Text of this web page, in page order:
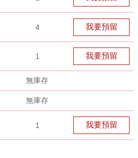
4 我要預留
1 我要預留
無庫存
無庫存
1 我要預留